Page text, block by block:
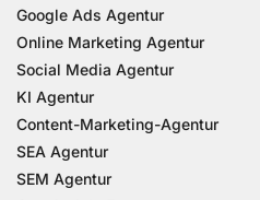
Google Ads Agentur
Online Marketing Agentur
Social Media Agentur
KI Agentur
Content-Marketing-Agentur
SEA Agentur
SEM Agentur